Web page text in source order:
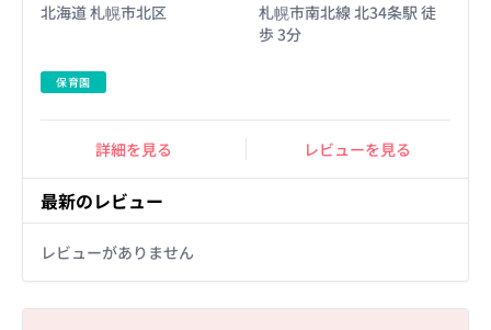
北海道 札幌市北区
札幌市南北線 北34条駅 徒
歩 3分
保育園
詳細を見る レビューを見る
最新のレビュー
レビューがありません